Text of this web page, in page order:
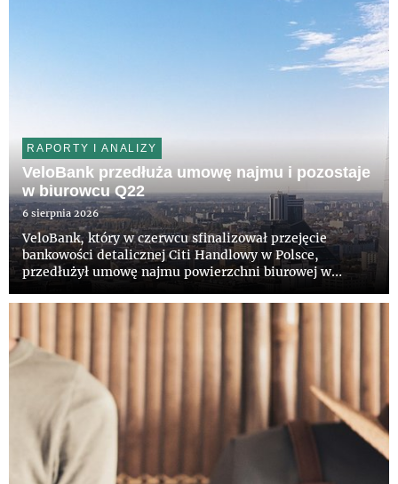
RAPORTY I ANALIZY
VeloBank przedłuża umowę najmu i pozostaje
w biurowcu Q22
6 sierpnia 2026
VeloBank, który w czerwcu sfinalizował przejęcie
bankowości detalicznej Citi Handlowy w Polsce,
przedłużył umowę najmu powierzchni biurowej w
prestiżowym budynku na kolejne lata. Właścicielowi